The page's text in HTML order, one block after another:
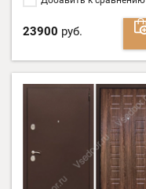
23900 руб.